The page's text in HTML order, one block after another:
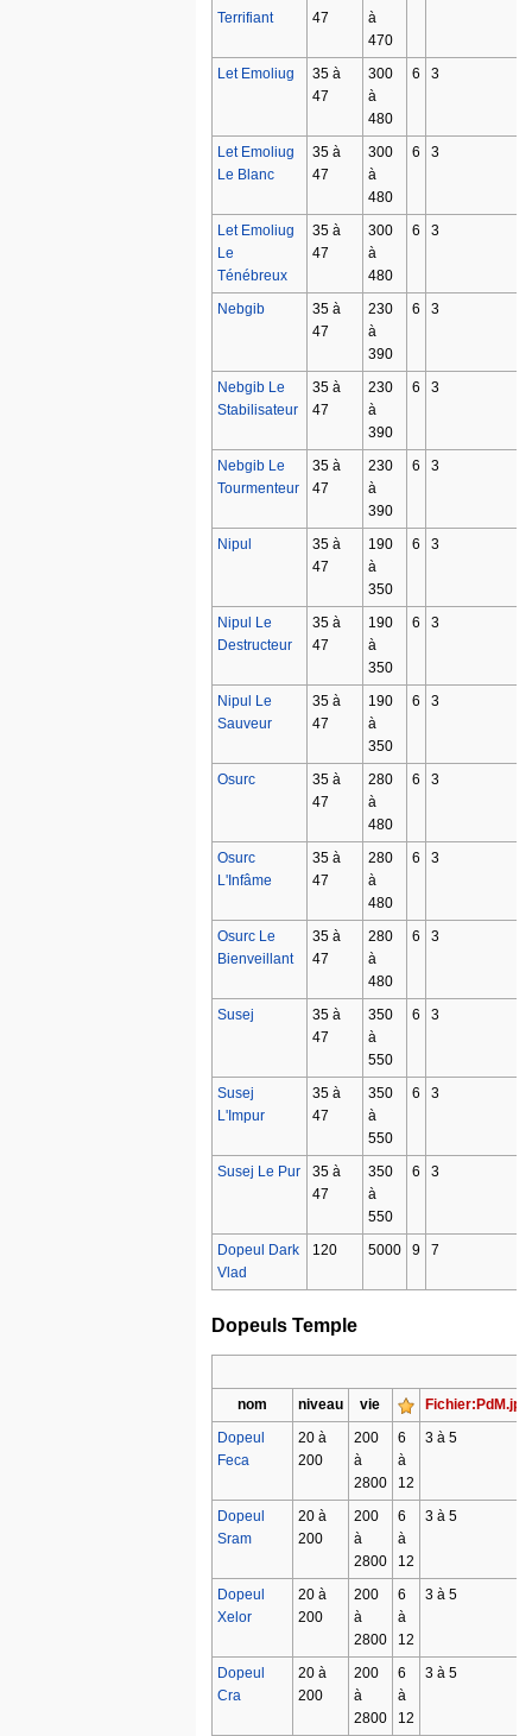
Terrifiant
47
à
470
Let Emoliug
35 à
47
300
à
480
6 3
Let Emoliug
Le Blanc
35 à
47
300
à
480
6 3
Let Emoliug
Le
Ténébreux
35 à
47
300
à
480
6 3
Nebgib
35 à
47
230
à
390
6 3
Nebgib Le
Stabilisateur
35 à
47
230
à
390
6 3
Nebgib Le
Tourmenteur
35 à
47
230
à
390
6 3
Nipul
35 à
47
190
à
350
6 3
Nipul Le
Destructeur
35 à
47
190
à
350
6 3
Nipul Le
Sauveur
35 à
47
190
à
350
6 3
Osurc
35 à
47
280
à
480
6 3
Osurc
L'Infâme
35 à
47
280
à
480
6 3
Osurc Le
Bienveillant
35 à
47
280
à
480
6 3
Susej
35 à
47
350
à
550
6 3
Susej
L'Impur
35 à
47
350
à
550
6 3
Susej Le Pur
35 à
47
350
à
550
6 3
Dopeul Dark
Vlad
120 5000 9 7
Dopeuls Temple
nom niveau vie
Fichier:PdM.jpg
Dopeul
Feca
20 à
200
200
à
2800
6
à
12
3 à 5
Dopeul
Sram
20 à
200
200
à
2800
6
à
12
3 à 5
Dopeul
Xelor
20 à
200
200
à
2800
6
à
12
3 à 5
Dopeul
Cra
20 à
200
200
à
2800
6
à
12
3 à 5